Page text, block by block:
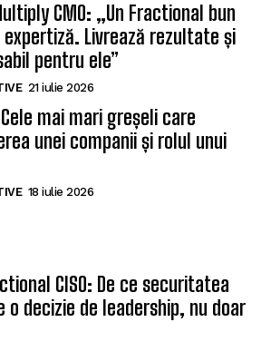
CMO: „Un Fractional bun
Livrează rezultate și
pentru ele”
21 iulie 2026
mai mari greșeli care
unei companii și rolul unui
18 iulie 2026
CISO: De ce securitatea
decizie de leadership, nu doar